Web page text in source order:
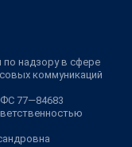
надзору в сфере
коммуникаций
77—84683